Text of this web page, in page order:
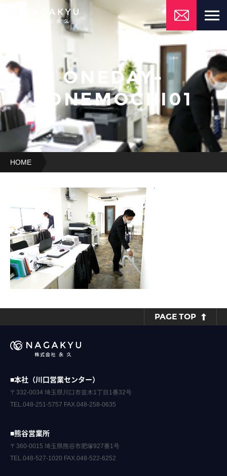
ONEDAY-
YONEMOCHI01
HOME
PAGE TOP
■本社（川口営業センター）
〒332-0034 埼玉県川口市並木1丁目1番32号
TEL.048-251-5757 FAX.048-258-0635
■熊谷営業所
〒360-0015 埼玉県熊谷市肥塚927番1号
TEL.048-527-1020 FAX.048-522-6252